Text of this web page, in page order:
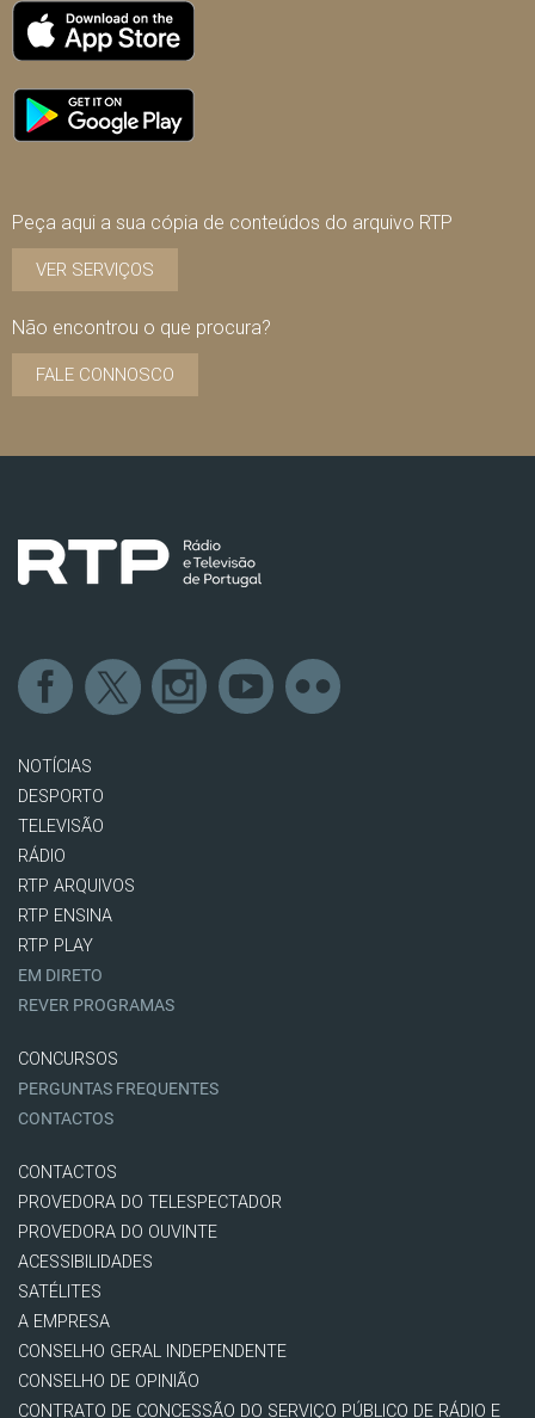
Peça aqui a sua cópia de conteúdos do arquivo RTP
VER SERVIÇOS
Não encontrou o que procura?
FALE CONNOSCO
NOTÍCIAS
DESPORTO
TELEVISÃO
RÁDIO
RTP ARQUIVOS
RTP ENSINA
RTP PLAY
EM DIRETO
REVER PROGRAMAS
CONCURSOS
PERGUNTAS FREQUENTES
CONTACTOS
CONTACTOS
PROVEDORA DO TELESPECTADOR
PROVEDORA DO OUVINTE
ACESSIBILIDADES
SATÉLITES
A EMPRESA
CONSELHO GERAL INDEPENDENTE
CONSELHO DE OPINIÃO
CONTRATO DE CONCESSÃO DO SERVIÇO PÚBLICO DE RÁDIO E